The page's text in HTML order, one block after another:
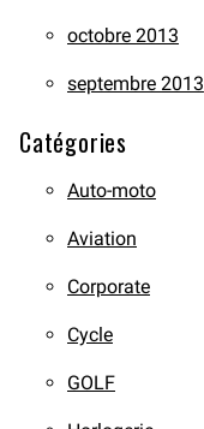
octobre 2013
septembre 2013
Catégories
Auto-moto
Aviation
Corporate
Cycle
GOLF